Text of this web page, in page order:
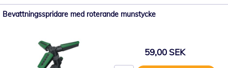
Bevattningsspridare med roterande munstycke
59,00 SEK